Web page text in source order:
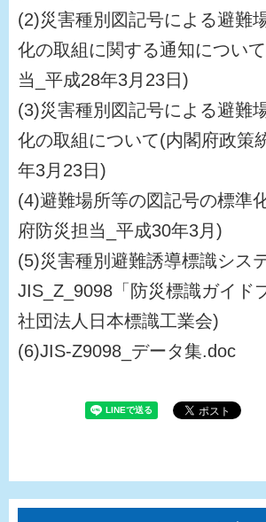
(2)災害種別図記号による避難
化の取組に関する通知につい
当_平成28年3月23日)
(3)災害種別図記号による避難
化の取組について(内閣府政策
年3月23日)
(4)避難場所等の図記号の標準
府防災担当_平成30年3月)
(5)災害種別避難誘導標識シス
JIS_Z_9098「防災標識ガイド
社団法人日本標識工業会)
(6)JIS-Z9098_データ集.doc